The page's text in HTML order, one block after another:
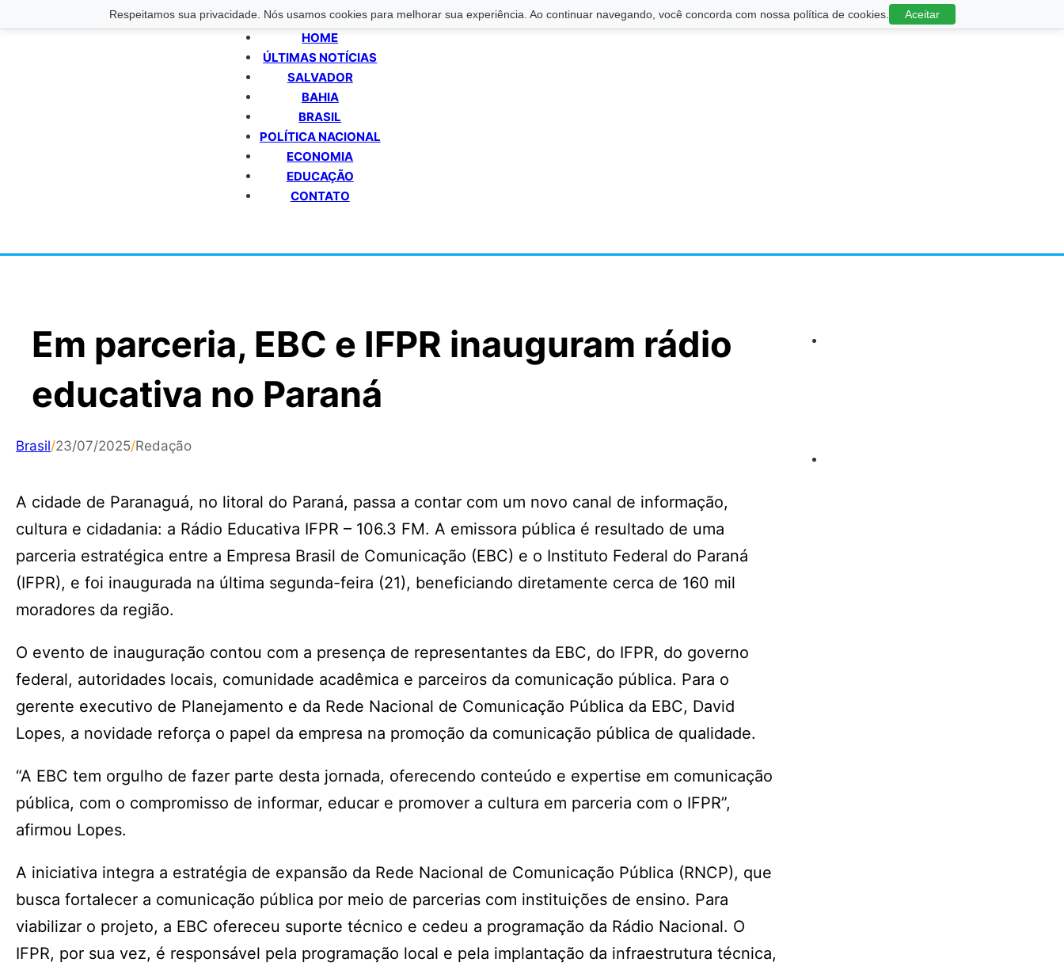
Respeitamos sua privacidade. Nós usamos cookies para melhorar sua experiência. Ao continuar navegando, você concorda com nossa política de cookies. Aceitar
HOME
ÚLTIMAS NOTÍCIAS
SALVADOR
BAHIA
BRASIL
POLÍTICA NACIONAL
ECONOMIA
EDUCAÇÃO
CONTATO
Em parceria, EBC e IFPR inauguram rádio
educativa no Paraná
Brasil/23/07/2025/Redação
A cidade de Paranaguá, no litoral do Paraná, passa a contar com um novo canal de informação,
cultura e cidadania: a Rádio Educativa IFPR – 106.3 FM. A emissora pública é resultado de uma
parceria estratégica entre a Empresa Brasil de Comunicação (EBC) e o Instituto Federal do Paraná
(IFPR), e foi inaugurada na última segunda-feira (21), beneficiando diretamente cerca de 160 mil
moradores da região.
O evento de inauguração contou com a presença de representantes da EBC, do IFPR, do governo
federal, autoridades locais, comunidade acadêmica e parceiros da comunicação pública. Para o
gerente executivo de Planejamento e da Rede Nacional de Comunicação Pública da EBC, David
Lopes, a novidade reforça o papel da empresa na promoção da comunicação pública de qualidade.
“A EBC tem orgulho de fazer parte desta jornada, oferecendo conteúdo e expertise em comunicação
pública, com o compromisso de informar, educar e promover a cultura em parceria com o IFPR”,
afirmou Lopes.
A iniciativa integra a estratégia de expansão da Rede Nacional de Comunicação Pública (RNCP), que
busca fortalecer a comunicação pública por meio de parcerias com instituições de ensino. Para
viabilizar o projeto, a EBC ofereceu suporte técnico e cedeu a programação da Rádio Nacional. O
IFPR, por sua vez, é responsável pela programação local e pela implantação da infraestrutura técnica,